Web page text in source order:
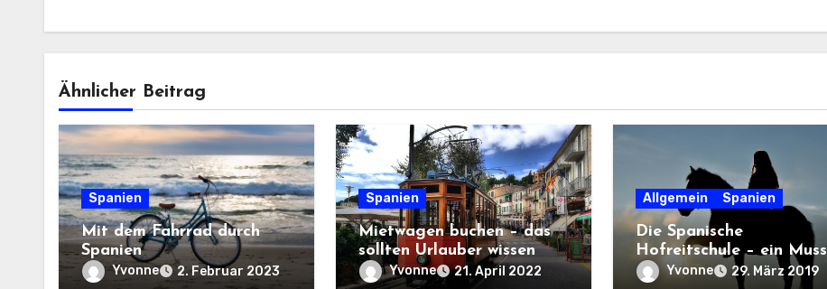
Ähnlicher Beitrag
Spanien
Mit dem Fahrrad durch
Spanien
Yvonne 2. Februar 2023
Spanien
Mietwagen buchen – das
sollten Urlauber wissen
Yvonne 21. April 2022
Allgemein Spanien
Die Spanische
Hofreitschule – ein Muss
für Pferdeliebhaber
Yvonne 29. März 2019